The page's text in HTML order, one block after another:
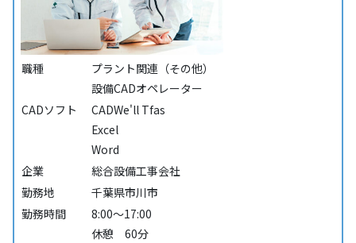
職種
プラント関連（その他）
設備CADオペレーター
CADソフト
CADWe'll Tfas
Excel
Word
企業
総合設備工事会社
勤務地
千葉県市川市
勤務時間
8:00～17:00
休憩 60分